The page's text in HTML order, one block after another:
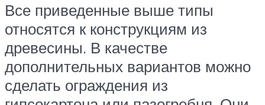
Все приведенные выше типы
относятся к конструкциям из
древесины. В качестве
дополнительных вариантов можно
сделать ограждения из